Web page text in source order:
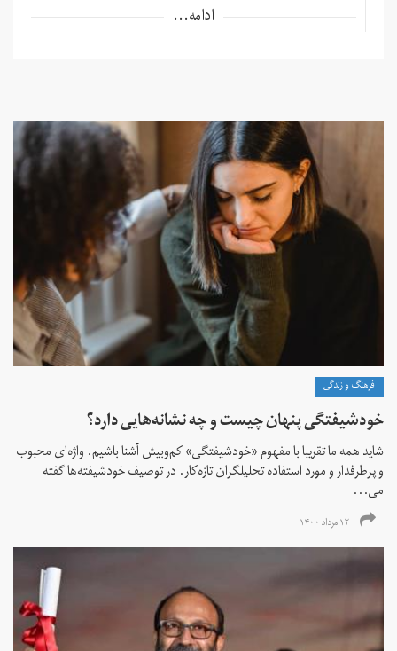
ادامه...
فرهنگ و زندگی
خودشیفتگی پنهان چیست و چه نشانه‌هایی دارد؟
شاید همه ما تقریبا با مفهوم «خودشیفتگی» کم‌و‌بیش آشنا باشیم. واژه‌ای محبوب
و پرطرفدار و مورد استفاده تحلیلگران تازه‌کار. در توصیف خودشیفته‌ها گفته
می...
۱۲ مرداد ۱۴۰۰